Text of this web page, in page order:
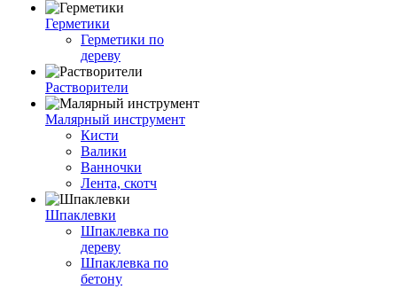
Герметики
Герметики по
дереву
Растворители
Малярный инструмент
Кисти
Валики
Ванночки
Лента, скотч
Шпаклевки
Шпаклевка по
дереву
Шпаклевка по
бетону